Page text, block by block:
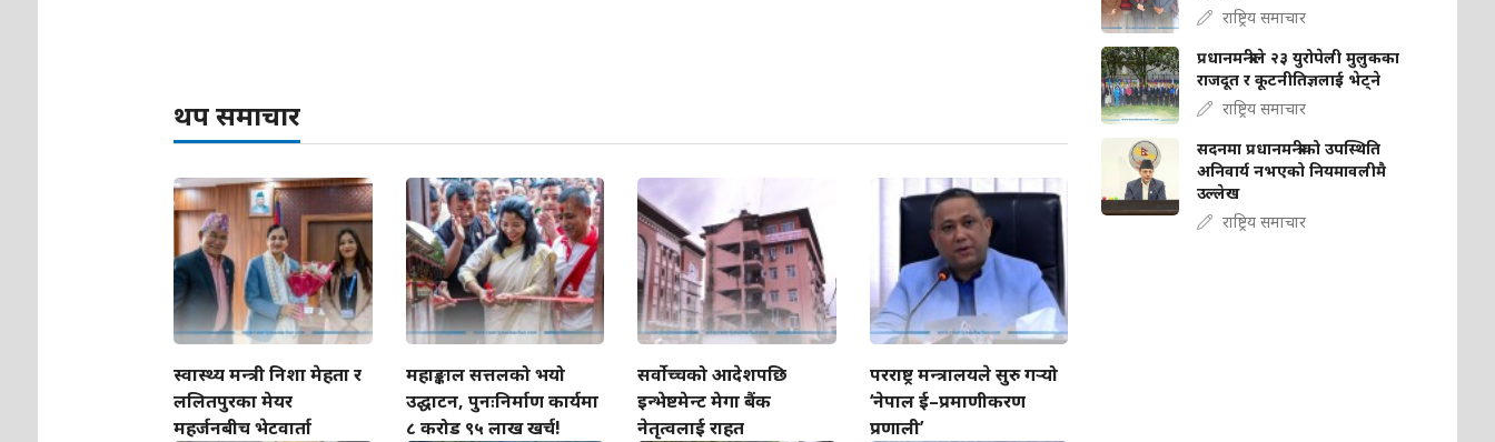
थप समाचार
स्वास्थ्य मन्त्री निशा मेहता र
ललितपुरका मेयर
महर्जनबीच भेटवार्ता
महाङ्काल सत्तलको भयो
उद्घाटन, पुनःनिर्माण कार्यमा
८ करोड ९५ लाख खर्च!
सर्वोच्चको आदेशपछि
इन्भेष्टमेन्ट मेगा बैंक
नेतृत्वलाई राहत
परराष्ट्र मन्त्रालयले सुरु गर्‍यो
‘नेपाल ई–प्रमाणीकरण
प्रणाली’
राष्ट्रिय समाचार
प्रधानमन्त्रीले २३ युरोपेली मुलुकका
राजदूत र कूटनीतिज्ञलाई भेट्ने
राष्ट्रिय समाचार
सदनमा प्रधानमन्त्रीको उपस्थिति
अनिवार्य नभएको नियमावलीमै
उल्लेख
राष्ट्रिय समाचार